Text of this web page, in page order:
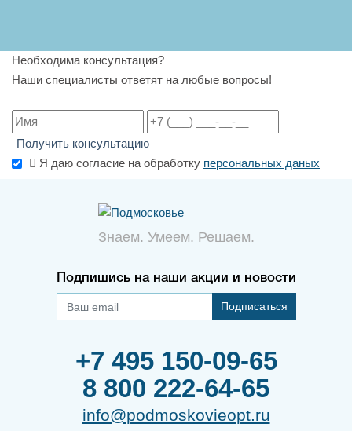
Необходима консультация?
Наши специалисты ответят на любые вопросы!
Получить консультацию
Я даю согласие на обработку персональных даных
Знаем. Умеем. Решаем.
Подпишись на наши акции и новости
Подписаться
+7 495 150-09-65
8 800 222-64-65
info@podmoskovieopt.ru